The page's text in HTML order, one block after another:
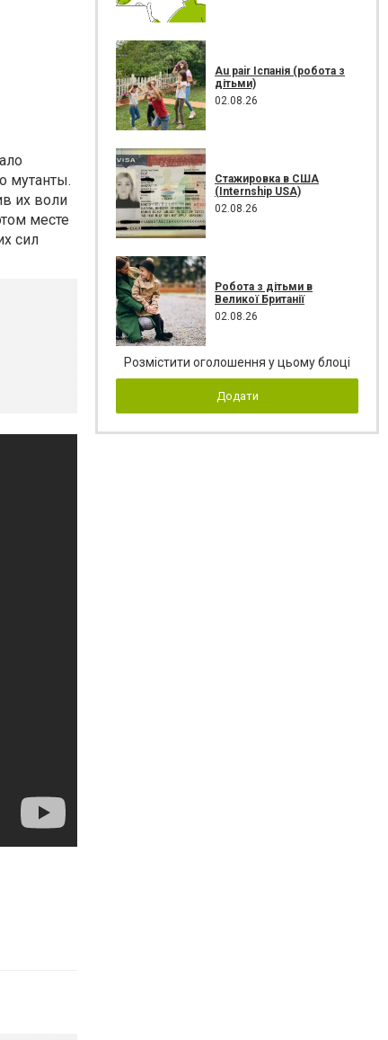
мутанты.
их воли
месте
сил
Au pair Іспанія (робота з
дітьми)
02.08.26
Стажировка в США
(Internship USA)
02.08.26
Робота з дітьми в
Великої Британії
02.08.26
Розмістити оголошення у цьому блоці
Додати